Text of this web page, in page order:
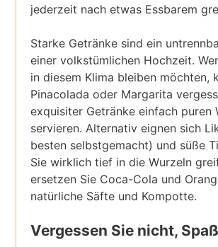
jederzeit nach etwas Essbarem
Starke Getränke sind ein
einer volkstümlichen Hochzeit.
in diesem Klima bleiben möchten,
Pinacolada oder Margarita
exquisiter Getränke einfach puren
servieren. Alternativ eignen sich
besten selbstgemacht) und süße
Sie wirklich tief in die Wurzeln
ersetzen Sie Coca-Cola und
natürliche Säfte und Kompotte.
Vergessen Sie nicht,